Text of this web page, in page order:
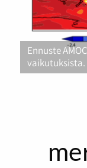
Ennuste
vaikutuksista.